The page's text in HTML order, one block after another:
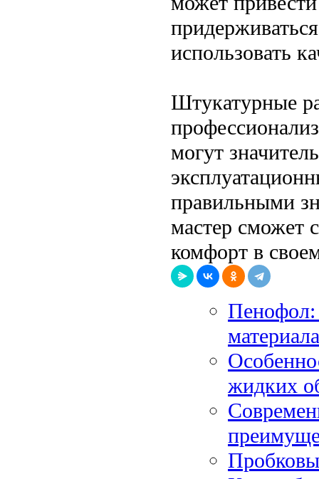
использовать
Штукатурные
могут
правильными
мастер сможет
комфорт в
Пенофол:
материала
жидких